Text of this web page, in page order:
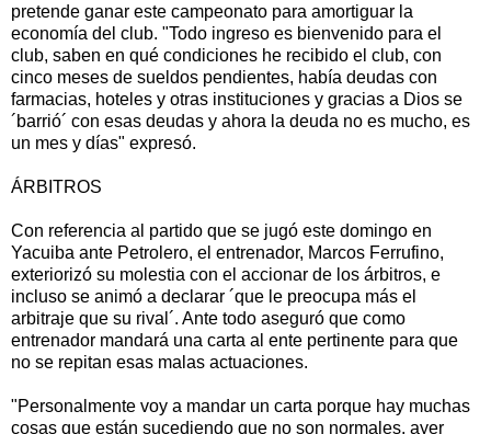
pretende ganar este campeonato para amortiguar la
economía del club. "Todo ingreso es bienvenido para el
club, saben en qué condiciones he recibido el club, con
cinco meses de sueldos pendientes, había deudas con
farmacias, hoteles y otras instituciones y gracias a Dios se
´barrió´ con esas deudas y ahora la deuda no es mucho, es
un mes y días" expresó.
ÁRBITROS
Con referencia al partido que se jugó este domingo en
Yacuiba ante Petrolero, el entrenador, Marcos Ferrufino,
exteriorizó su molestia con el accionar de los árbitros, e
incluso se animó a declarar ´que le preocupa más el
arbitraje que su rival´. Ante todo aseguró que como
entrenador mandará una carta al ente pertinente para que
no se repitan esas malas actuaciones.
"Personalmente voy a mandar un carta porque hay muchas
cosas que están sucediendo que no son normales, ayer